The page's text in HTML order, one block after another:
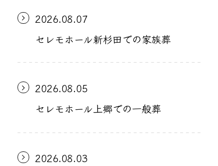
2026.08.07
セレモホール新杉田での家族葬
2026.08.05
セレモホール上郷での一般葬
2026.08.03